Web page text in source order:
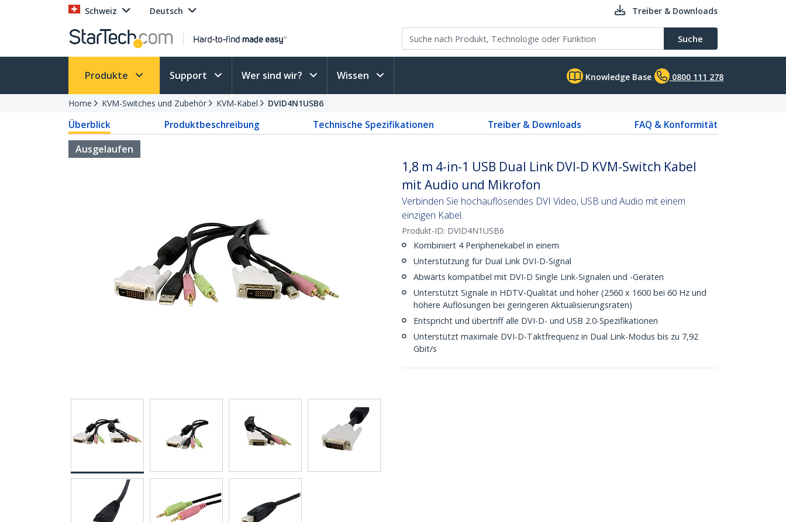
Schweiz Deutsch Treiber & Downloads
Suche
Produkte Support Wer sind wir? Wissen Knowledge Base 0800 111 278
Home KVM-Switches und Zubehör KVM-Kabel DVID4N1USB6
Überblick Produktbeschreibung Technische Spezifikationen Treiber & Downloads
FAQ & Konformität
Ausgelaufen
1,8 m 4-in-1 USB Dual Link DVI-D KVM-Switch Kabel
mit Audio und Mikrofon
Verbinden Sie hochauflösendes DVI Video, USB und Audio mit einem
einzigen Kabel.
Produkt-ID: DVID4N1USB6
Kombiniert 4 Peripheriekabel in einem
Unterstützung für Dual Link DVI-D-Signal
Abwärts kompatibel mit DVI-D Single Link-Signalen und -Geräten
Unterstützt Signale in HDTV-Qualität und höher (2560 x 1600 bei 60 Hz und
höhere Auflösungen bei geringeren Aktualisierungsraten)
Entspricht und übertriff alle DVI-D- und USB 2.0-Spezifikationen
Unterstützt maximale DVI-D-Taktfrequenz in Dual Link-Modus bis zu 7,92
Gbit/s